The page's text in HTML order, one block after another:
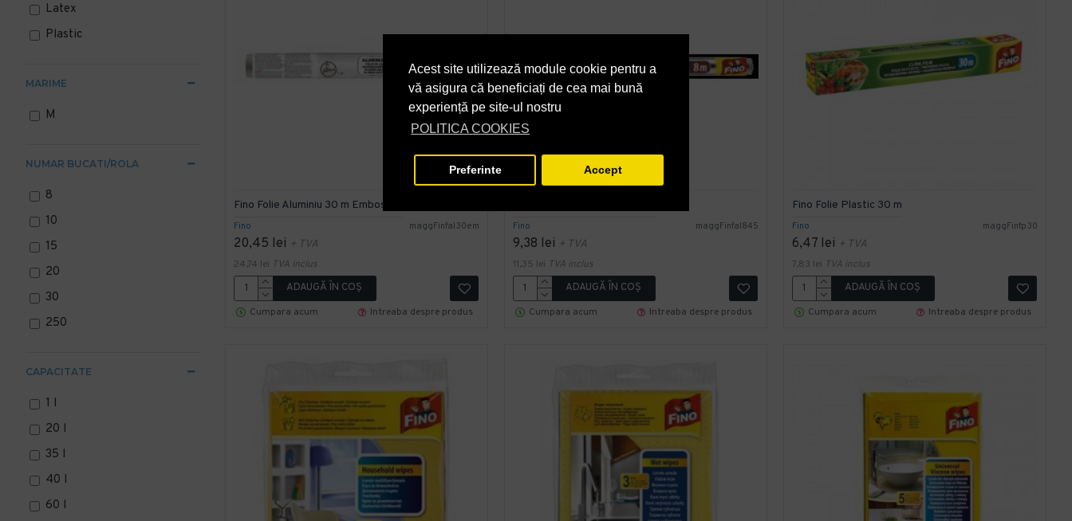
Acest site utilizează module cookie pentru a
vă asigura că beneficiați de cea mai bună
experiență pe site-ul nostru
POLITICA COOKIES
Preferinte Accept
Latex
Plastic
MARIME
M
NUMAR BUCATI/ROLA
8
10
15
20
30
250
CAPACITATE
1 l
20 l
35 l
40 l
60 l
Fino maggFinfal30em
Fino Folie Aluminiu 30 m Embosata
20,45 lei + TVA
24,74 lei TVA inclus
ADAUGĂ ÎN COŞ
Cumpara acum
Intreaba despre produs
Fino maggFinfal845
9,38 lei + TVA
11,35 lei TVA inclus
ADAUGĂ ÎN COŞ
Cumpara acum
Intreaba despre produs
Fino maggFinfp30
Fino Folie Plastic 30 m
6,47 lei + TVA
7,83 lei TVA inclus
ADAUGĂ ÎN COŞ
Cumpara acum
Intreaba despre produs